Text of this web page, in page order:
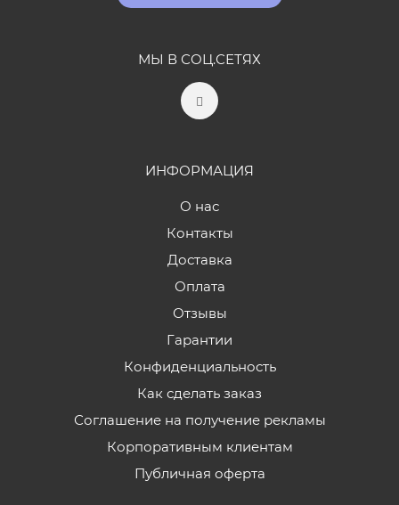
МЫ В СОЦ.СЕТЯХ
ИНФОРМАЦИЯ
О нас
Контакты
Доставка
Оплата
Отзывы
Гарантии
Конфиденциальность
Как сделать заказ
Соглашение на получение рекламы
Корпоративным клиентам
Публичная оферта